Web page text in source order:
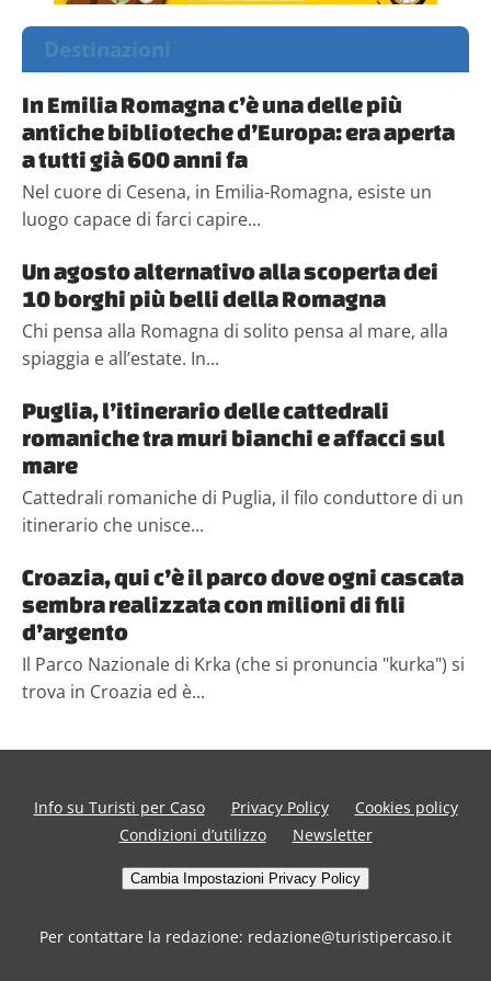
Destinazioni
In Emilia Romagna c’è una delle più
antiche biblioteche d’Europa: era aperta
a tutti già 600 anni fa
Nel cuore di Cesena, in Emilia-Romagna, esiste un
luogo capace di farci capire...
Un agosto alternativo alla scoperta dei
10 borghi più belli della Romagna
Chi pensa alla Romagna di solito pensa al mare, alla
spiaggia e all’estate. In...
Puglia, l’itinerario delle cattedrali
romaniche tra muri bianchi e affacci sul
mare
Cattedrali romaniche di Puglia, il filo conduttore di un
itinerario che unisce...
Croazia, qui c’è il parco dove ogni cascata
sembra realizzata con milioni di fili
d’argento
Il Parco Nazionale di Krka (che si pronuncia "kurka") si
trova in Croazia ed è...
Info su Turisti per Caso Privacy Policy
Cookies policy
Condizioni d’utilizzo
Newsletter
Cambia Impostazioni Privacy Policy
Per contattare la redazione: redazione@turistipercaso.it